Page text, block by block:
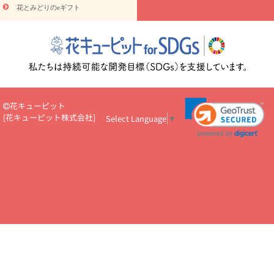
やみ・10000円～
365日の誕生花カレンダー
開店・開業祝
お祝いを贈るときのマナー・
花キューピットのお祝いコラム一覧
誕生日のお花を「色
彩心理学」で選ぶ方法
結婚祝いの予算相場
出産祝いお役立ち情
転職祝いのマナー基礎知識
ペットのお祝いワンポイントアド
バイス
スタンド花（フラスタ）のマナー
お見舞いのマナーとル
お祝い花のマナー総まとめ
場上司や先輩へ贈るお祝い花の正解は？
開店祝いの花 選び方ガイ
ド（早見表あり）
花キューピットのお供え・
プロ直伝10のテクニック
花美人5人の「花のある暮らし」
美
花とみどりのeギフト
花キューピット
[花キューピット株式会社] Select Language ▼